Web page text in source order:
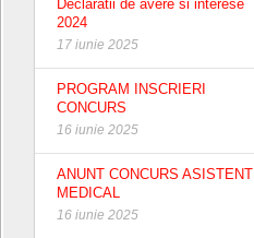
Declaratii de avere si interese
2024
17 iunie 2025
PROGRAM INSCRIERI
CONCURS
16 iunie 2025
ANUNT CONCURS ASISTENT
MEDICAL
16 iunie 2025